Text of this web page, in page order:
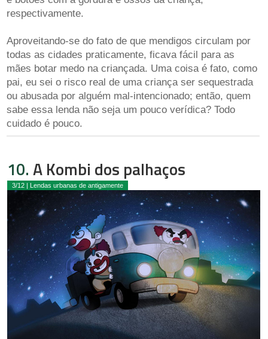
respectivamente.
Aproveitando-se do fato de que mendigos circulam por
todas as cidades praticamente, ficava fácil para as
mães botar medo na criançada. Uma coisa é fato, como
pai, eu sei o risco real de uma criança ser sequestrada
ou abusada por alguém mal-intencionado; então, quem
sabe essa lenda não seja um pouco verídica? Todo
cuidado é pouco.
10.A Kombi dos palhaços
3/12 | Lendas urbanas de antigamente